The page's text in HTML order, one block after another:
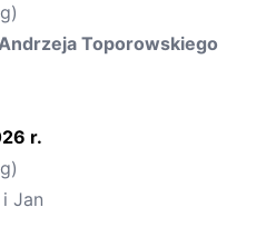
Toporowskiego
6 r.
Jan